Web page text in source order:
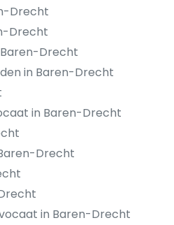
Drecht
Drecht
Drecht
in Baren-Drecht
in Baren-Drecht
Drecht
in Baren-Drecht